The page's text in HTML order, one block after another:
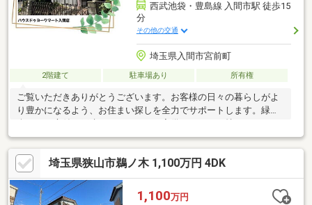
西武池袋・豊島線 入間市駅 徒歩15
分
その他の交通
埼玉県入間市宮前町
2階建て 駐車場あり 所有権
ご覧いただきありがとうございます。お客様の日々の暮らしがよ
り豊かになるよう、お住まい探しを全力でサポートします。緑を
リーにも最適です！
埼玉県狭山市鵜ノ木 1,100万円 4DK
1,100万円